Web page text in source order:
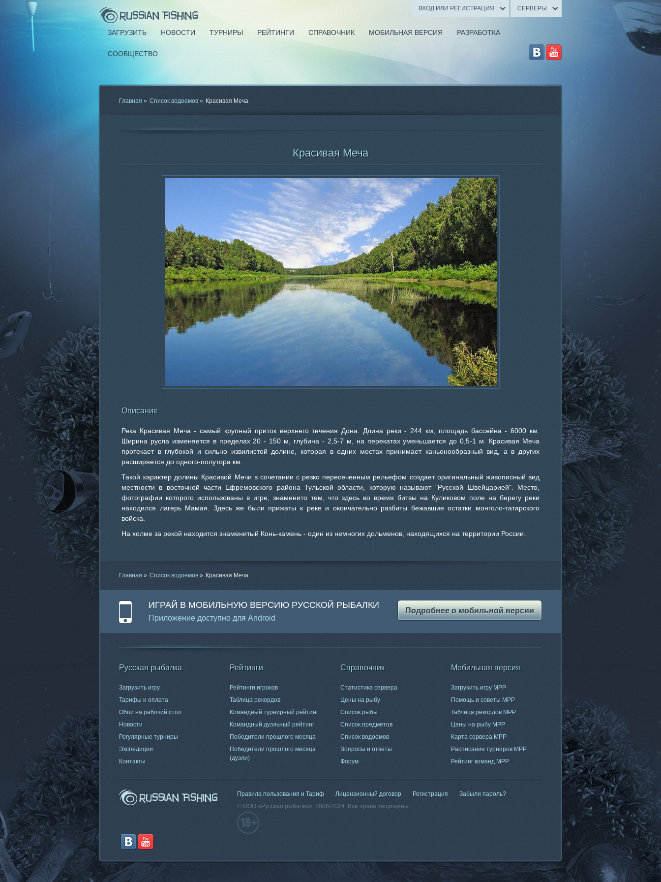
СЕРВЕРЫ
ВХОД ИЛИ РЕГИСТРАЦИЯ
ЗАГРУЗИТЬ НОВОСТИ ТУРНИРЫ РЕЙТИНГИ СПРАВОЧНИК МОБИЛЬНАЯ ВЕРСИЯ РАЗРАБОТКА
СООБЩЕСТВО
Главная » Список водоемов » Красивая Меча
Красивая Меча
Описание
Река Красивая Меча - самый крупный приток верхнего течения Дона. Длина реки - 244 км, площадь бассейна - 6000 км.
Ширина русла изменяется в пределах 20 - 150 м, глубина - 2,5-7 м, на перекатах уменьшается до 0,5-1 м. Красивая Меча
протекает в глубокой и сильно извилистой долине, которая в одних местах принимает каньонообразный вид, а в других
расширяется до одного-полутора км.
Такой характер долины Красивой Мечи в сочетании с резко пересеченным рельефом создает оригинальный живописный вид
местности в восточной части Ефремовского района Тульской области, которую называют "Русской Швейцарией". Место,
фотографии которого использованы в игре, знаменито тем, что здесь во время битвы на Куликовом поле на берегу реки
находился лагерь Мамая. Здесь же были прижаты к реке и окончательно разбиты бежавшие остатки монголо-татарского
войска.
На холме за рекой находится знаменитый Конь-камень - один из немногих дольменов, находящихся на территории России.
Главная » Список водоемов » Красивая Меча
ИГРАЙ В МОБИЛЬНУЮ ВЕРСИЮ РУССКОЙ РЫБАЛКИ
Приложение доступно для Android
Подробнее о мобильной версии
Русская рыбалка
Загрузить игру
Тарифы и оплата
Обои на рабочий стол
Новости
Регулярные турниры
Экспедиции
Контакты
Рейтинги
Рейтинги игроков
Таблица рекордов
Командный турнирный рейтинг
Командный дуэльный рейтинг
Победители прошлого месяца
Победители прошлого месяца
(дуэли)
Справочник
Статистика сервера
Цены на рыбу
Список рыбы
Список предметов
Список водоемов
Вопросы и ответы
Форум
Мобильная версия
Загрузить игру МРР
Помощь и советы МРР
Таблица рекордов МРР
Цены на рыбу МРР
Карта сервера МРР
Расписание турниров МРР
Рейтинг команд МРР
Правила пользования и Тариф Лицензионный договор Регистрация
Забыли пароль?
© ООО «Русская рыбалка». 2006-2024. Все права защищены.